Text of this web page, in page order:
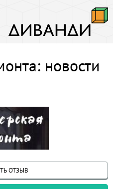
новости
ОТЗЫВ